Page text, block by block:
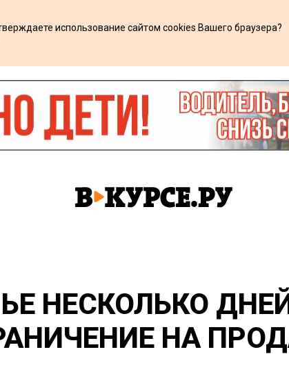
использование сайтом cookies Вашего браузера?
НЕСКОЛЬКО
НА